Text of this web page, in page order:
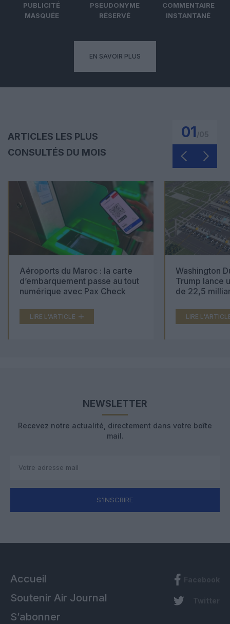
PUBLICITÉ
MASQUÉE
PSEUDONYME
RÉSERVÉ
COMMENTAIRE
INSTANTANÉ
EN SAVOIR PLUS
ARTICLES LES PLUS
CONSULTÉS DU MOIS
01
Aéroports du Maroc : la carte
d’embarquement passe au tout
numérique avec Pax Check
LIRE L'ARTICLE
Washington
Trump lance
de 22,5
LIRE
NEWSLETTER
Recevez notre actualité, directement dans votre boîte
mail.
S'INSCRIRE
Accueil
Soutenir Air Journal
S’abonner